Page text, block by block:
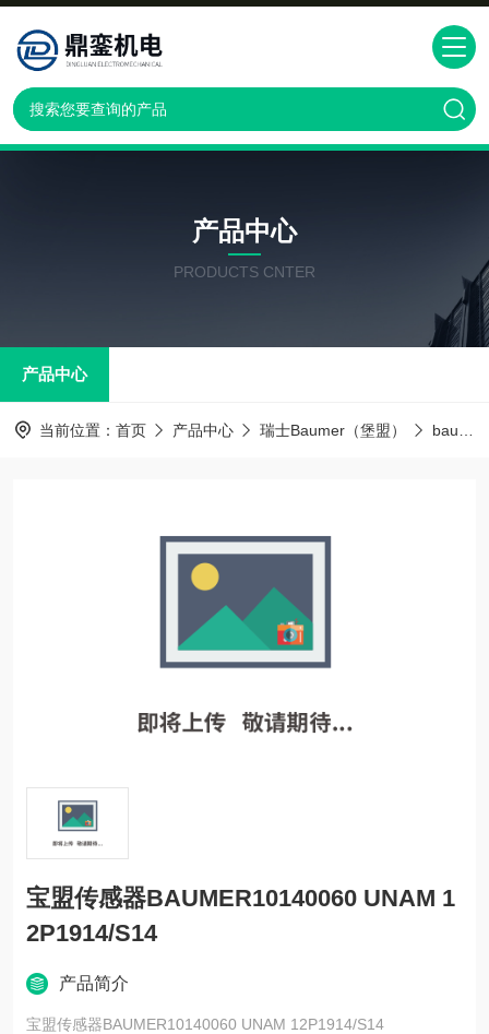
产品中心
PRODUCTS CNTER
产品中心
当前位置： 首页 产品中心 瑞士Baumer（堡盟） baumer传感器
宝盟传感器BAUMER10140060 UNAM 1
2P1914/S14
产品简介
宝盟传感器BAUMER10140060 UNAM 12P1914/S14